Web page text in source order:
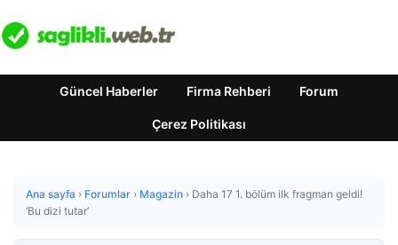
Güncel Haberler Firma Rehberi Forum
Çerez Politikası
Ana sayfa › Forumlar › Magazin › Daha 17 1. bölüm ilk fragman geldi!
‘Bu dizi tutar’